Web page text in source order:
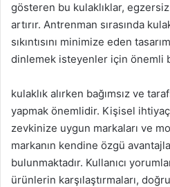
gösteren bu kulaklıklar,
artırır. Antrenman sırasında
sıkıntısını minimize eden
dinlemek isteyenler için önemli
kulaklık alırken bağımsız ve
yapmak önemlidir. Kişisel
zevkinize uygun markaları ve
markanın kendine özgü
bulunmaktadır. Kullanıcı
ürünlerin karşılaştırmaları,